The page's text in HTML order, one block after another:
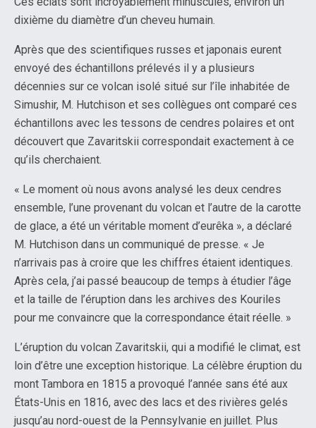
dixième du diamètre d’un cheveu humain.
Après que des scientifiques russes et japonais eurent
envoyé des échantillons prélevés il y a plusieurs
décennies sur ce volcan isolé situé sur l’île inhabitée de
Simushir, M. Hutchison et ses collègues ont comparé ces
échantillons avec les tessons de cendres polaires et ont
découvert que Zavaritskii correspondait exactement à ce
qu’ils cherchaient.
« Le moment où nous avons analysé les deux cendres
ensemble, l’une provenant du volcan et l’autre de la carotte
de glace, a été un véritable moment d’eurêka », a déclaré
M. Hutchison dans un communiqué de presse. « Je
n’arrivais pas à croire que les chiffres étaient identiques.
Après cela, j’ai passé beaucoup de temps à étudier l’âge
et la taille de l’éruption dans les archives des Kouriles
pour me convaincre que la correspondance était réelle. »
L’éruption du volcan Zavaritskii, qui a modifié le climat, est
loin d’être une exception historique. La célèbre éruption du
mont Tambora en 1815 a provoqué l’année sans été aux
États-Unis en 1816, avec des lacs et des rivières gelés
jusqu’au nord-ouest de la Pennsylvanie en juillet. Plus